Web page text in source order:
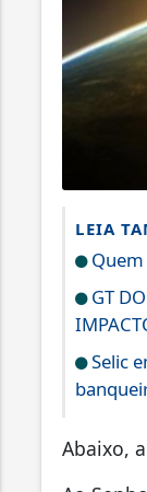
LEIA
Quem
GT DO
Selic
Abaixo,